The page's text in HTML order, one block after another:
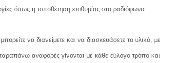
όπως η τοποθέτηση επιθυμίας στο ραδιόφωνο.
να διανείμετε και να διασκευάσετε το υλικό, με
αναφορές γίνονται με κάθε εύλογο τρόπο και